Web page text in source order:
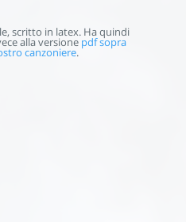
scritto in latex. Ha quindi
alla versione pdf sopra
canzoniere.